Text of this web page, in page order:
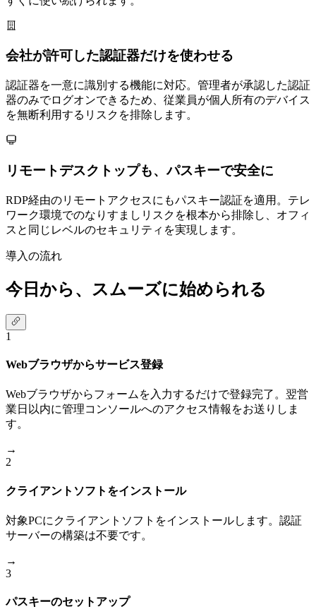
会社が許可した認証器だけを使わせる
認証器を一意に識別する機能に対応。管理者が承認した認証
器のみでログオンできるため、従業員が個人所有のデバイス
を無断利用するリスクを排除します。
リモートデスクトップも、パスキーで安全に
RDP経由のリモートアクセスにもパスキー認証を適用。テレ
ワーク環境でのなりすましリスクを根本から排除し、オフィ
スと同じレベルのセキュリティを実現します。
導入の流れ
今日から、スムーズに始められる
1
Webブラウザからサービス登録
Webブラウザからフォームを入力するだけで登録完了。翌営
業日以内に管理コンソールへのアクセス情報をお送りしま
す。
→
2
クライアントソフトをインストール
対象PCにクライアントソフトをインストールします。認証
サーバーの構築は不要です。
→
3
パスキーのセットアップ